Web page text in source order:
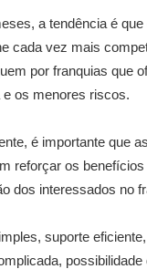
a tendência é
cada vez mais
por franquias que
e os menores riscos.
é importante que
reforçar os
dos interessados no
suporte